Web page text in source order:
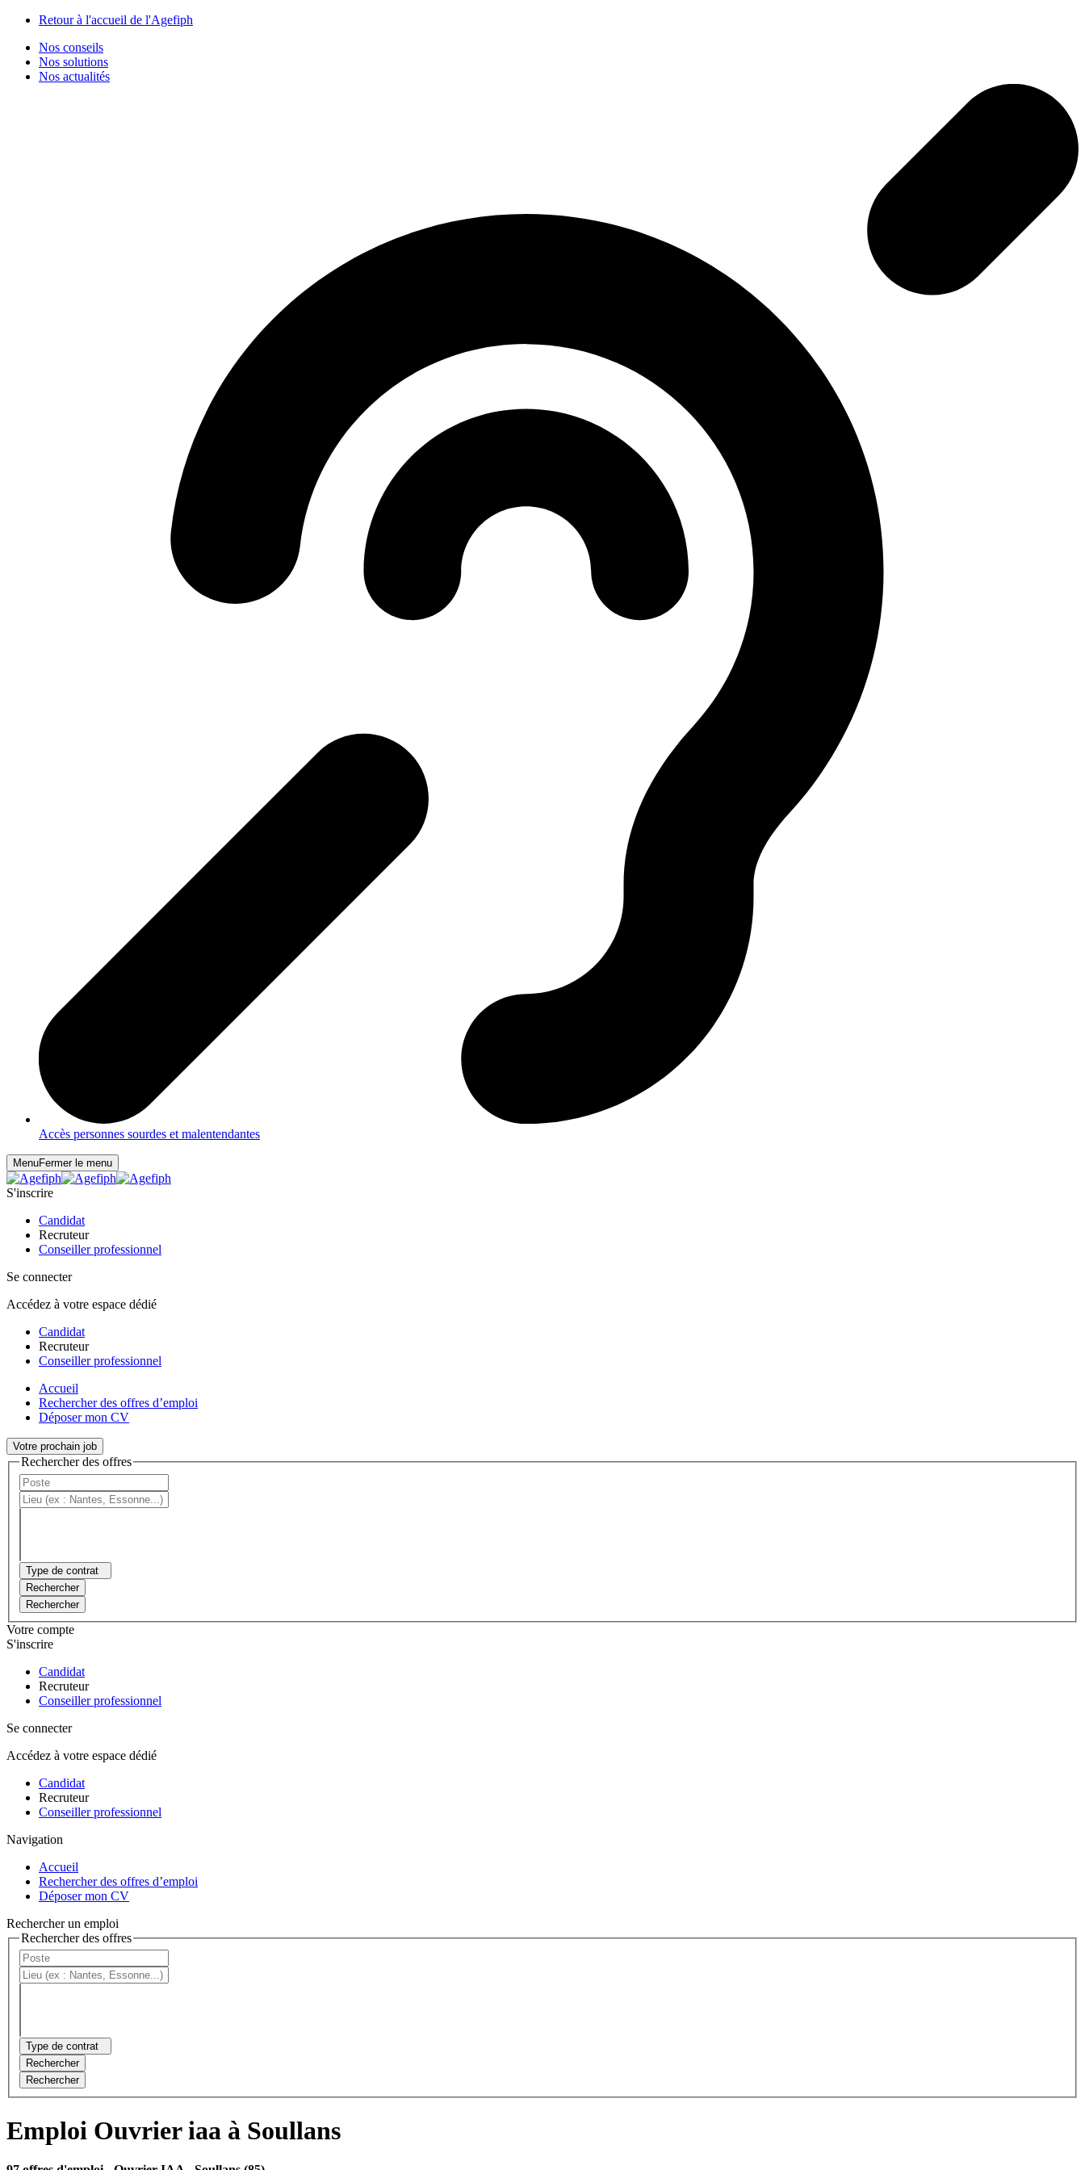
Retour à l'accueil de l'Agefiph
Nos conseils
Nos solutions
Nos actualités
Accès personnes sourdes et malentendantes
MenuFermer le menu
S'inscrire
Candidat
Recruteur
Conseiller professionnel
Se connecter
Accédez à votre espace dédié
Candidat
Recruteur
Conseiller professionnel
Accueil
Rechercher des offres d’emploi
Déposer mon CV
Votre prochain job
Rechercher des offres
Type de contrat
Rechercher
Rechercher
Votre compte
S'inscrire
Candidat
Recruteur
Conseiller professionnel
Se connecter
Accédez à votre espace dédié
Candidat
Recruteur
Conseiller professionnel
Navigation
Accueil
Rechercher des offres d’emploi
Déposer mon CV
Rechercher un emploi
Rechercher des offres
Type de contrat
Rechercher
Rechercher
Emploi Ouvrier iaa à Soullans